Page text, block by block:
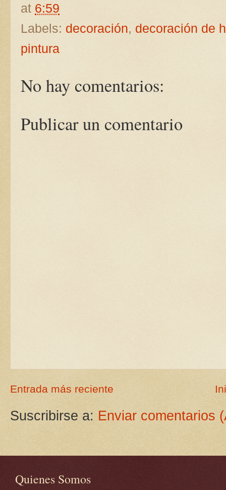
at 6:59
Labels: decoración, decoración de
pintura
No hay comentarios:
Publicar un comentario
Entrada más reciente
Suscribirse a: Enviar comentarios
Quienes Somos